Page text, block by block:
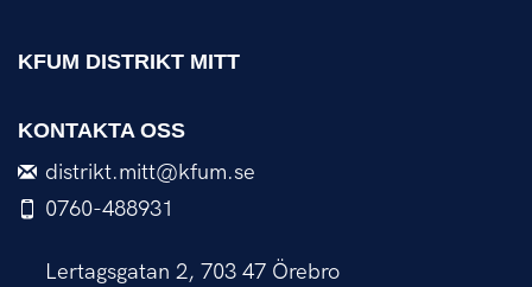
KFUM DISTRIKT MITT
KONTAKTA OSS
distrikt.mitt@kfum.se
0760-488931
Lertagsgatan 2, 703 47 Örebro